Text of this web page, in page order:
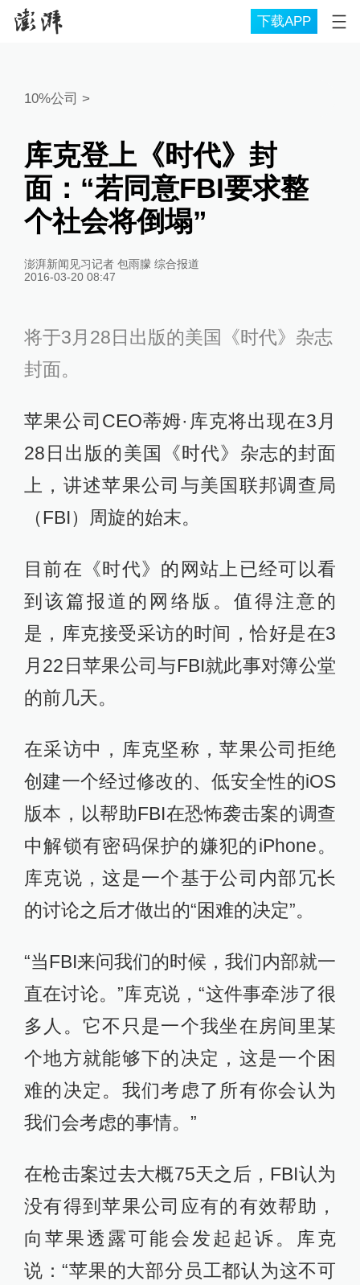
下载APP
10%公司 >
库克登上《时代》封
面：“若同意FBI要求整
个社会将倒塌”
澎湃新闻见习记者 包雨朦 综合报道
2016-03-20 08:47
将于3月28日出版的美国《时代》杂志
封面。
苹果公司CEO蒂姆·库克将出现在3月
28日出版的美国《时代》杂志的封面
上，讲述苹果公司与美国联邦调查局
（FBI）周旋的始末。
目前在《时代》的网站上已经可以看
到该篇报道的网络版。值得注意的
是，库克接受采访的时间，恰好是在3
月22日苹果公司与FBI就此事对簿公堂
的前几天。
在采访中，库克坚称，苹果公司拒绝
创建一个经过修改的、低安全性的iOS
版本，以帮助FBI在恐怖袭击案的调查
中解锁有密码保护的嫌犯的iPhone。
库克说，这是一个基于公司内部冗长
的讨论之后才做出的“困难的决定”。
“当FBI来问我们的时候，我们内部就一
直在讨论。”库克说，“这件事牵涉了很
多人。它不只是一个我坐在房间里某
个地方就能够下的决定，这是一个困
难的决定。我们考虑了所有你会认为
我们会考虑的事情。”
在枪击案过去大概75天之后，FBI认为
没有得到苹果公司应有的有效帮助，
向苹果透露可能会发起起诉。库克
说：“苹果的大部分员工都认为这不可